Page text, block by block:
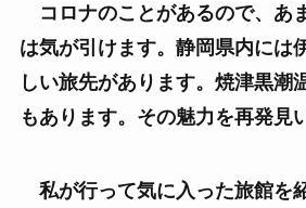
コロナのことがあるので、あ
は気が引けます。静岡県内には
しい旅先があります。焼津黒潮
もあります。その魅力を再発見
私が行って気に入った旅館を